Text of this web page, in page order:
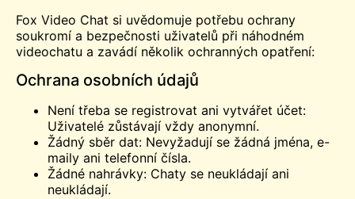
Fox Video Chat si uvědomuje potřebu ochrany
soukromí a bezpečnosti uživatelů při náhodném
videochatu a zavádí několik ochranných opatření:
Ochrana osobních údajů
Není třeba se registrovat ani vytvářet účet:
Uživatelé zůstávají vždy anonymní.
Žádný sběr dat: Nevyžadují se žádná jména, e-
maily ani telefonní čísla.
Žádné nahrávky: Chaty se neukládají ani
neukládají.